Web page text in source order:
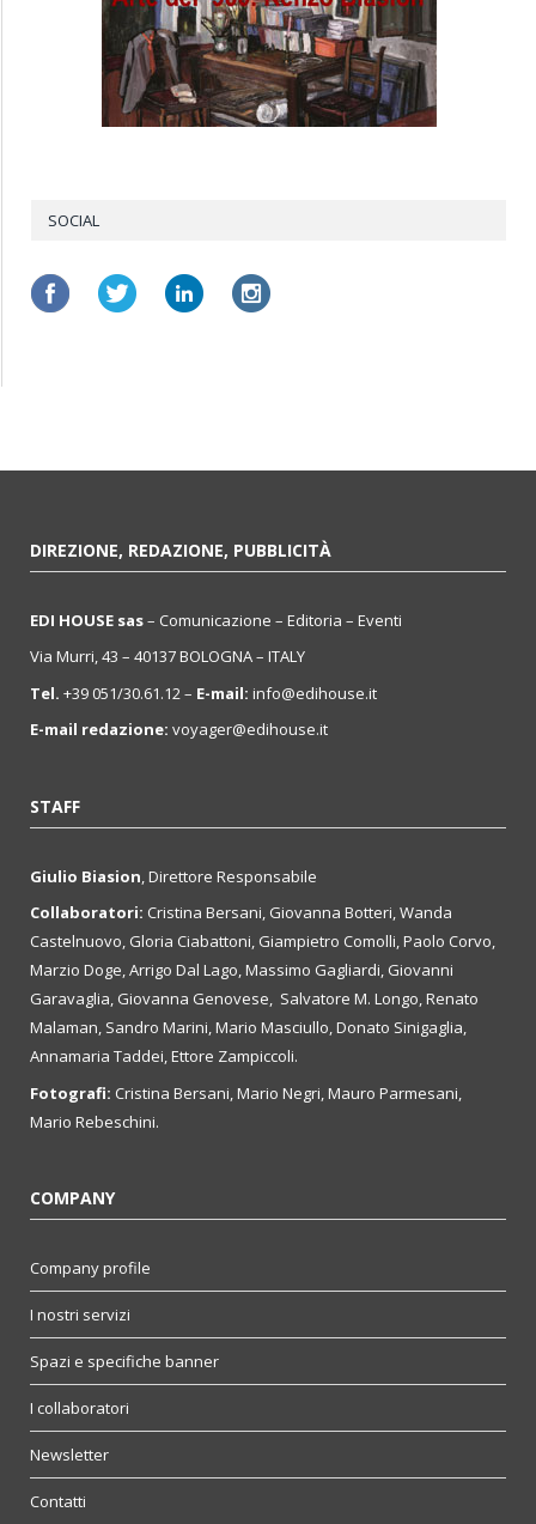
SOCIAL
DIREZIONE, REDAZIONE, PUBBLICITÀ
EDI HOUSE sas– Comunicazione – Editoria – Eventi
Via Murri, 43 – 40137 BOLOGNA – ITALY
Tel. +39 051/30.61.12 – E-mail: info@edihouse.it
E-mail redazione: voyager@edihouse.it
STAFF
Giulio Biasion, Direttore Responsabile
Collaboratori: Cristina Bersani, Giovanna Botteri, Wanda
Castelnuovo, Gloria Ciabattoni, Giampietro Comolli, Paolo Corvo,
Marzio Doge, Arrigo Dal Lago, Massimo Gagliardi, Giovanni
Garavaglia, Giovanna Genovese, Salvatore M. Longo, Renato
Malaman, Sandro Marini, Mario Masciullo, Donato Sinigaglia,
Annamaria Taddei, Ettore Zampiccoli.
Fotografi: Cristina Bersani, Mario Negri, Mauro Parmesani,
Mario Rebeschini.
COMPANY
Company profile
I nostri servizi
Spazi e specifiche banner
I collaboratori
Newsletter
Contatti